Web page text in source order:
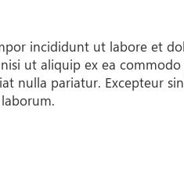
incididunt ut labore et
ut aliquip ex ea commodo
nulla pariatur. Excepteur